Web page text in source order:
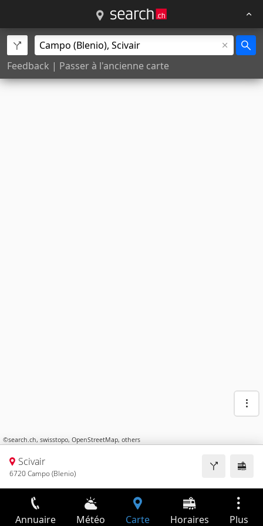
Feedback | Passer à l'ancienne carte
©search.ch, swisstopo, OpenStreetMap, others
Scivair
6720 Campo (Blenio)
Annuaire Météo Carte Horaires Plus